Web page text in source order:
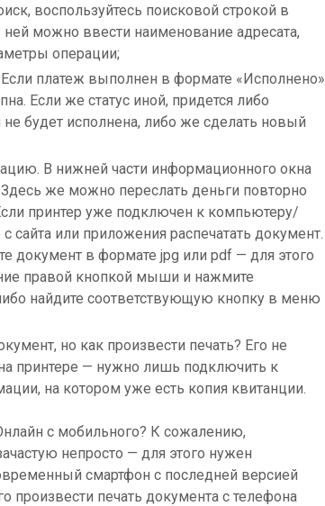
воспользуйтесь поисковой строкой в
можно ввести наименование адресата,
операции;
Если платеж выполнен в формате
Если же статус иной, придется либо
не будет исполнена, либо же сделать новый
В нижней части информационного окна
Здесь же можно переслать деньги повторно
принтер уже подключен к компьютеру/
или приложения распечатать документ.
документ в формате jpg или pdf — для этого
правой кнопкой мыши и нажмите
найдите соответствующую кнопку в меню
но как произвести печать? Его не
на принтере — нужно лишь подключить к
на котором уже есть копия квитанции.
с мобильного? К сожалению,
непросто — для этого нужен
смартфон с последней версией
произвести печать документа с телефона